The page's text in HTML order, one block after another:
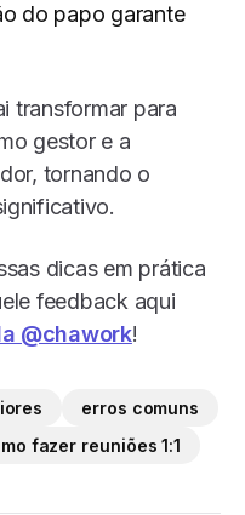
do papo garante
transformar para
gestor e a
tornando o
dicas em prática
feedback aqui
@chawork!
erros comuns
fazer reuniões 1:1